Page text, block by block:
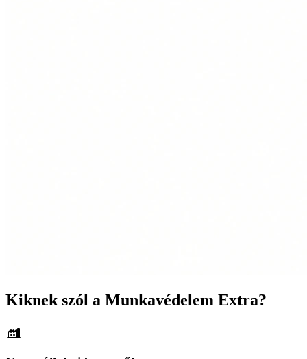
Kiknek szól a Munkavédelem Extra?